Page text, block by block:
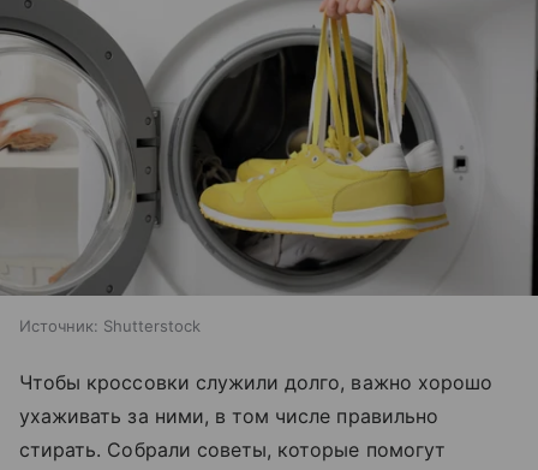
Источник: Shutterstock
Чтобы кроссовки служили долго, важно хорошо
ухаживать за ними, в том числе правильно
стирать. Собрали советы, которые помогут